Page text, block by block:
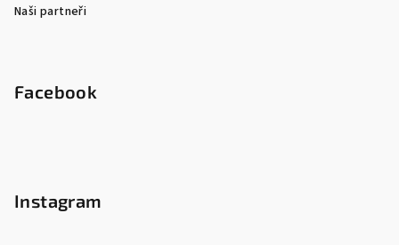
Naši partneři
Facebook
Instagram